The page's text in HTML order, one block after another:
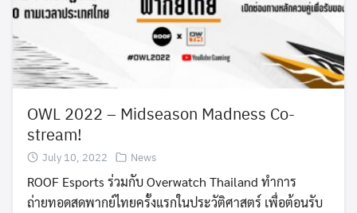
OWL 2022 – Midseason Madness Co-
stream!
July 10, 2022 News
ROOF Esports ร่วมกับ Overwatch Thailand ทำการ
ถ่ายทอดสดพากย์ไทยครั้งแรกในประวัติศาสตร์ เพื่อต้อนรับ